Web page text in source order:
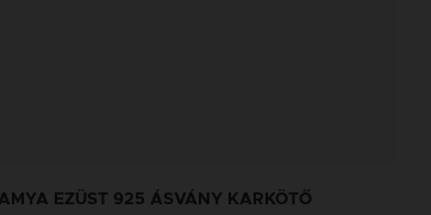
EZÜST 925 ÁSVÁNY KARKÖTŐ